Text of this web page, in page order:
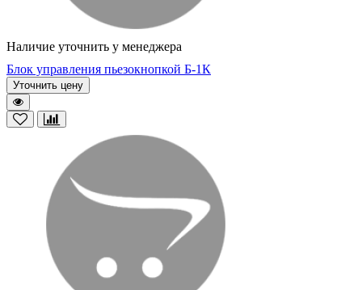
Наличие уточнить у менеджера
Блок управления пьезокнопкой Б-1К
Уточнить цену